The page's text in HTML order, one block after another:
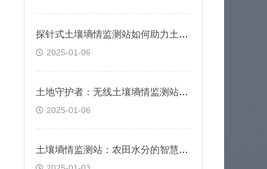
探针式土壤墒情监测站如何助力土壤管理？
2025-01-06
土地守护者：无线土壤墒情监测站介绍
2025-01-06
土壤墒情监测站：农田水分的智慧守护者